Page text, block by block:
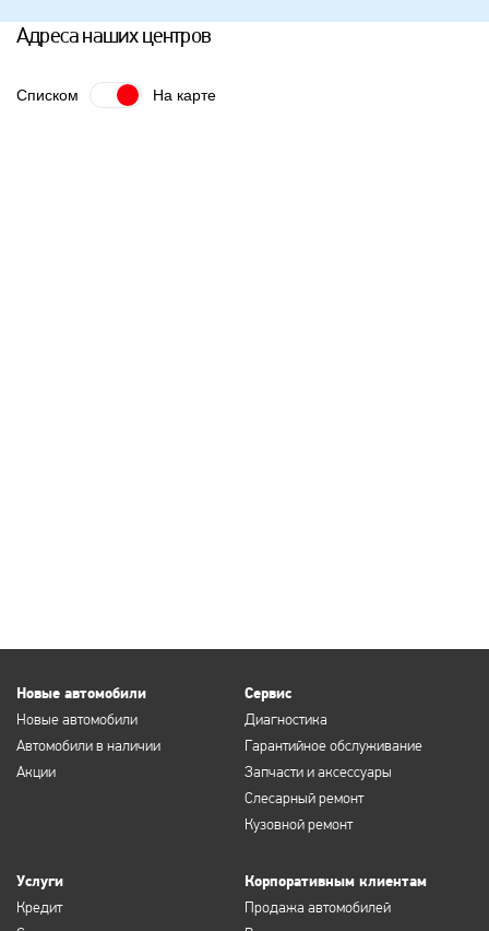
Адреса наших центров
Списком На карте
Новые автомобили
Новые автомобили
Автомобили в наличии
Акции
Сервис
Диагностика
Гарантийное обслуживание
Запчасти и аксессуары
Слесарный ремонт
Кузовной ремонт
Услуги
Кредит
Корпоративным клиентам
Продажа автомобилей